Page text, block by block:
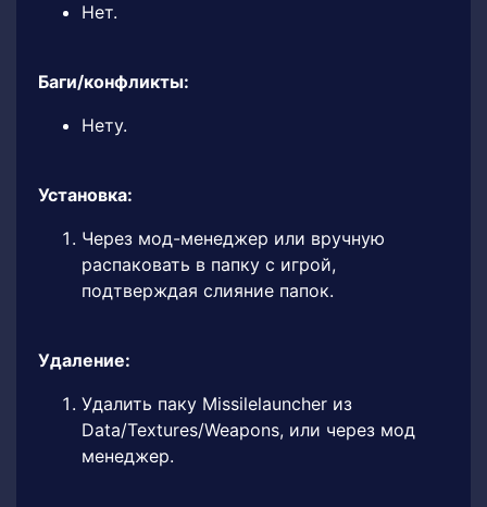
Нет.
Баги/конфликты:
Нету.
Установка:
Через мод-менеджер или вручную
распаковать в папку с игрой,
подтверждая слияние папок.
Удаление:
Удалить паку Missilelauncher из
Data/Textures/Weapons, или через мод
менеджер.